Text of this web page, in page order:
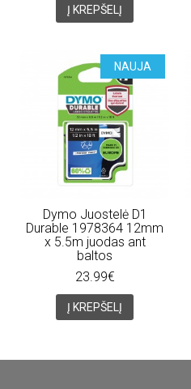
Į KREPŠELĮ
NAUJA
Dymo Juostelė D1
Durable 1978364 12mm
x 5.5m juodas ant
baltos
23.99€
Į KREPŠELĮ